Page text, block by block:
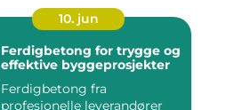
10. jun
Ferdigbetong for trygge og
effektive byggeprosjekter
Ferdigbetong fra
profesjonelle leverandører